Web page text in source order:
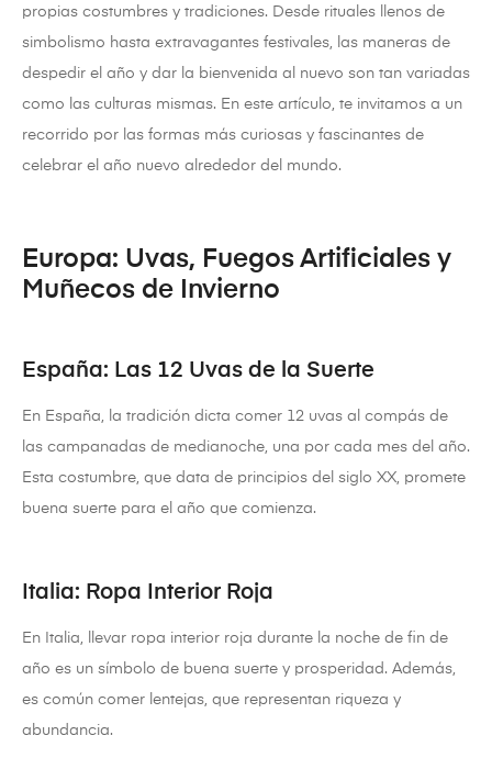
propias costumbres y tradiciones. Desde rituales llenos de
simbolismo hasta extravagantes festivales, las maneras de
despedir el año y dar la bienvenida al nuevo son tan variadas
como las culturas mismas. En este artículo, te invitamos a un
recorrido por las formas más curiosas y fascinantes de
celebrar el año nuevo alrededor del mundo.
Europa: Uvas, Fuegos Artificiales y
Muñecos de Invierno
España: Las 12 Uvas de la Suerte
En España, la tradición dicta comer 12 uvas al compás de
las campanadas de medianoche, una por cada mes del año.
Esta costumbre, que data de principios del siglo XX, promete
buena suerte para el año que comienza.
Italia: Ropa Interior Roja
En Italia, llevar ropa interior roja durante la noche de fin de
año es un símbolo de buena suerte y prosperidad. Además,
es común comer lentejas, que representan riqueza y
abundancia.